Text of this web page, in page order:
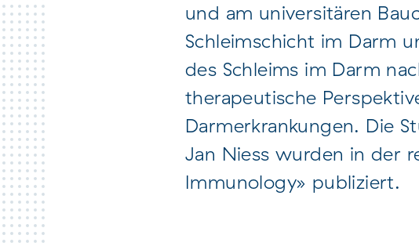
und am universitären
Schleimschicht im Darm
des Schleims im Darm
therapeutische
Darmerkrankungen. Die
Jan Niess wurden in der
Immunology» publiziert.